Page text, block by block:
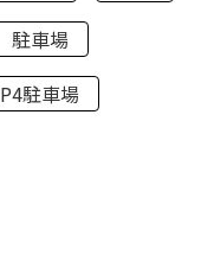
駐車場
P4駐車場